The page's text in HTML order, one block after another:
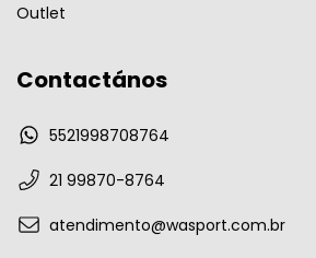
Outlet
Contactános
5521998708764
21 99870-8764
atendimento@wasport.com.br